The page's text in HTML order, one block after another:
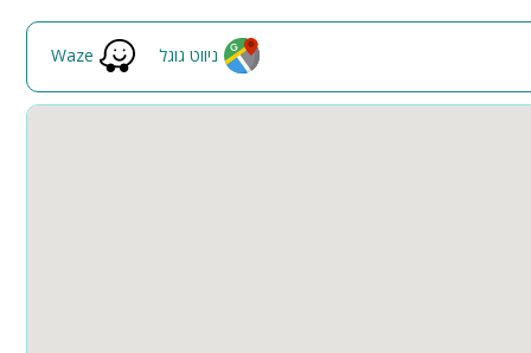
תאורת גן גינה
בריכה מקורה קבוצות גדולות
Waze ניווט גוגל